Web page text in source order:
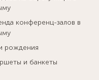
конференц-залов в
рождения
и банкеты